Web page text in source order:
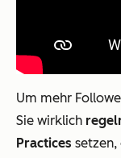
Um mehr
Sie wirklich
Practices setzen,